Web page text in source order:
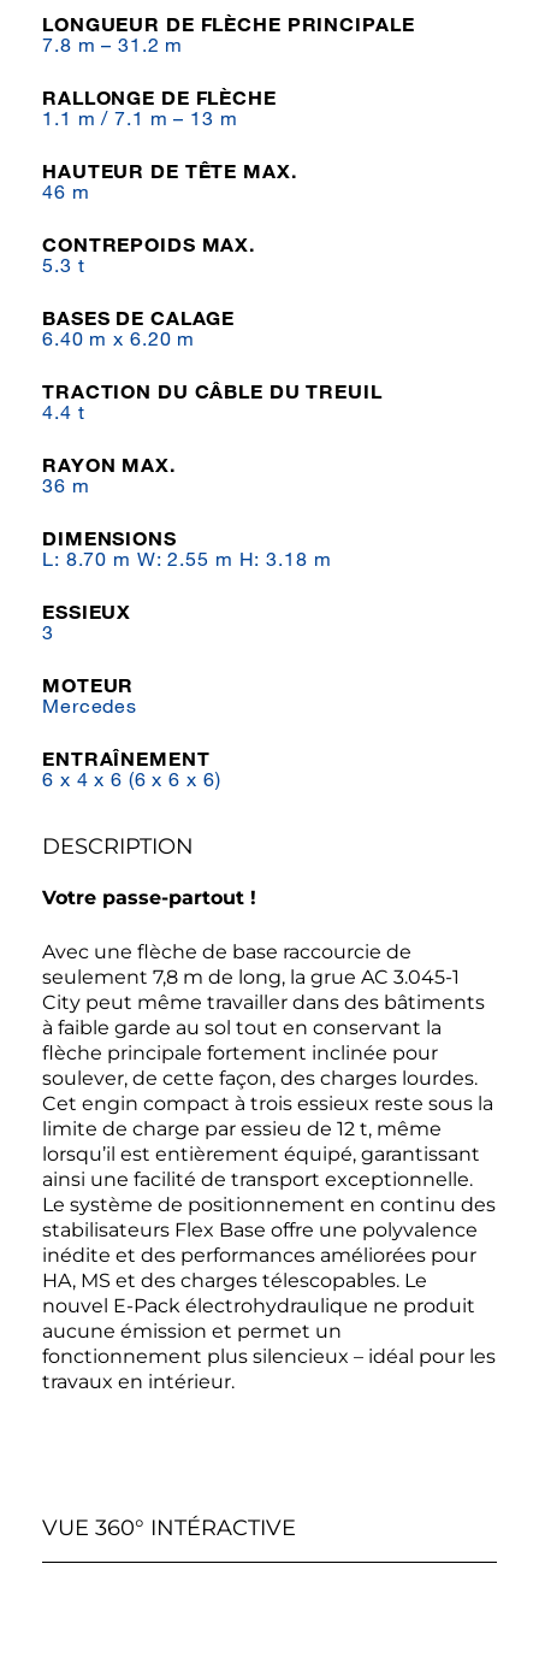
LONGUEUR DE FLÈCHE PRINCIPALE
7.8 m – 31.2 m
RALLONGE DE FLÈCHE
1.1 m / 7.1 m – 13 m
HAUTEUR DE TÊTE MAX.
46 m
CONTREPOIDS MAX.
5.3 t
BASES DE CALAGE
6.40 m x 6.20 m
TRACTION DU CÂBLE DU TREUIL
4.4 t
RAYON MAX.
36 m
DIMENSIONS
L: 8.70 m W: 2.55 m H: 3.18 m
ESSIEUX
3
MOTEUR
Mercedes
ENTRAÎNEMENT
6 x 4 x 6 (6 x 6 x 6)
DESCRIPTION
Votre passe-partout !
Avec une flèche de base raccourcie de
seulement 7,8 m de long, la grue AC 3.045-1
City peut même travailler dans des bâtiments
à faible garde au sol tout en conservant la
flèche principale fortement inclinée pour
soulever, de cette façon, des charges lourdes.
Cet engin compact à trois essieux reste sous la
limite de charge par essieu de 12 t, même
lorsqu’il est entièrement équipé, garantissant
ainsi une facilité de transport exceptionnelle.
Le système de positionnement en continu des
stabilisateurs Flex Base offre une polyvalence
inédite et des performances améliorées pour
HA, MS et des charges télescopables. Le
nouvel E-Pack électrohydraulique ne produit
aucune émission et permet un
fonctionnement plus silencieux – idéal pour les
travaux en intérieur.
VUE 360° INTÉRACTIVE